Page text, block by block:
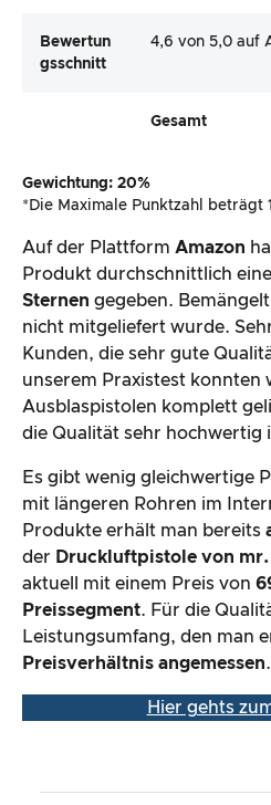
Bewertun
Gsschnitt
4,6 von 5,0 auf
Gesamt
Gewichtung: 20%
*Die Maximale Punktzahl beträgt
Auf der Plattform Amazon
Produkt durchschnittlich
Sternen gegeben.
nicht mitgeliefert wurde.
Kunden, die sehr gute
unserem Praxistest konnten
Ausblaspistolen komplett
die Qualität sehr hochwertig
Es gibt wenig gleichwertige
mit längeren Rohren im
Produkte erhält man bereits
der Druckluftpistole von
aktuell mit einem Preis von
Preissegment. Für die
Leistungsumfang, den man
Preisverhältnis angemessen.
Hier gehts